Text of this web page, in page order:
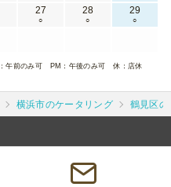
27
○
28
○
29
○
：午前のみ可 PM ：午後のみ可 休 ：店休
横浜市のケータリング 鶴見区